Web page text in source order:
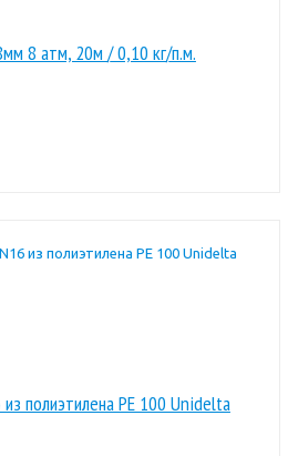
8 атм, 20м / 0,10 кг/п.м.
полиэтилена PE 100 Unidelta